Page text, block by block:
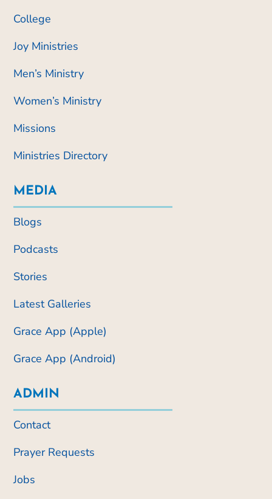
College
Joy Ministries
Men’s Ministry
Women’s Ministry
Missions
Ministries Directory
MEDIA
Blogs
Podcasts
Stories
Latest Galleries
Grace App (Apple)
Grace App (Android)
ADMIN
Contact
Prayer Requests
Jobs